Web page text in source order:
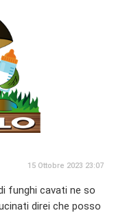
15 Ottobre 2023 23:07
funghi cavati ne so
direi che posso